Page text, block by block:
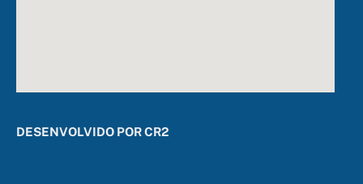
DESENVOLVIDO POR CR2